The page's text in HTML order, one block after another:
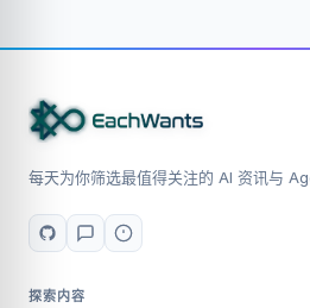
每天为你筛选最值得关注的 AI 资讯与
探索内容